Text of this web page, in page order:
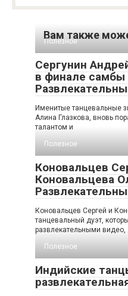
Вам также
Полезное
Сергунин
в финале
Именитые танцевальные
Алина Глазкова, вновь
талантом и
Полезное
Коновальцев
Коновальцева
Коновальцев Сергей и
танцевальный дуэт,
развлекательными видео,
Полезное
Индийские